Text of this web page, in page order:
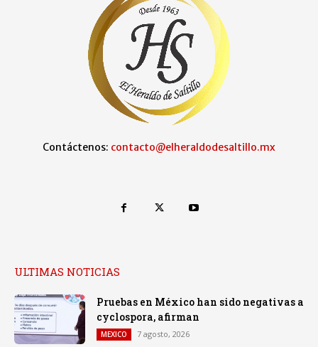
Contáctenos: contacto@elheraldodesaltillo.mx
ULTIMAS NOTICIAS
Pruebas en México han sido negativas a
cyclospora, afirman
MEXICO 7 agosto, 2026